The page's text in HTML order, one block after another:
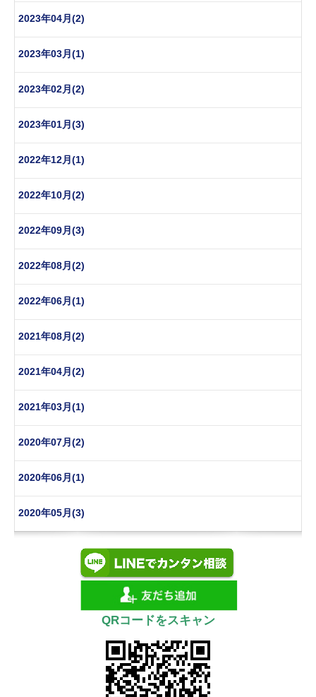
2023年04月(2)
2023年03月(1)
2023年02月(2)
2023年01月(3)
2022年12月(1)
2022年10月(2)
2022年09月(3)
2022年08月(2)
2022年06月(1)
2021年08月(2)
2021年04月(2)
2021年03月(1)
2020年07月(2)
2020年06月(1)
2020年05月(3)
QRコードをスキャン